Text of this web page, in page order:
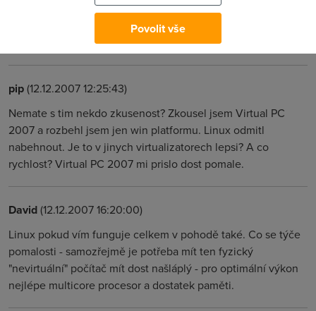
nechává zapojit internet. Já začínal od píky, na každej díl se
šetřilo, např. CD-ROM mechanika za dvě výplaty, zvukovka
pip(12.12.2007 12:25:43)
Nemate s tim nekdo zkusenost? Zkousel jsem Virtual PC
2007 a rozbehl jsem jen win platformu. Linux odmitl
nabehnout. Je to v jinych virtualizatorech lepsi? A co
rychlost? Virtual PC 2007 mi prislo dost pomale.
David(12.12.2007 16:20:00)
Linux pokud vím funguje celkem v pohodě také. Co se týče
pomalosti - samozřejmě je potřeba mít ten fyzický
"nevirtuální" počítač mít dost našláplý - pro optimální výkon
nejlépe multicore procesor a dostatek paměti.
Povolit vše